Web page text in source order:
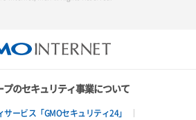
のセキュリティ事業について
ービス「GMOセキュリティ24」